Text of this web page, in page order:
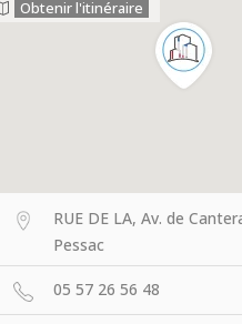
Obtenir l'itinéraire
RUE DE LA, Av. de
Pessac
05 57 26 56 48